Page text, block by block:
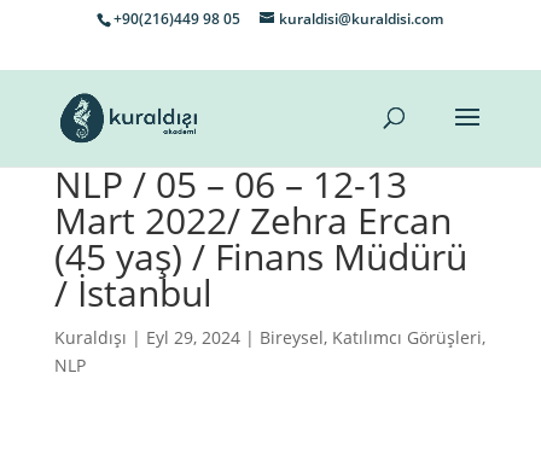
+90(216)449 98 05 kuraldisi@kuraldisi.com
NLP / 05 – 06 – 12-13
Mart 2022/ Zehra Ercan
(45 yaş) / Finans Müdürü
/ İstanbul
Kuraldışı | Eyl 29, 2024 | Bireysel, Katılımcı Görüşleri,
NLP